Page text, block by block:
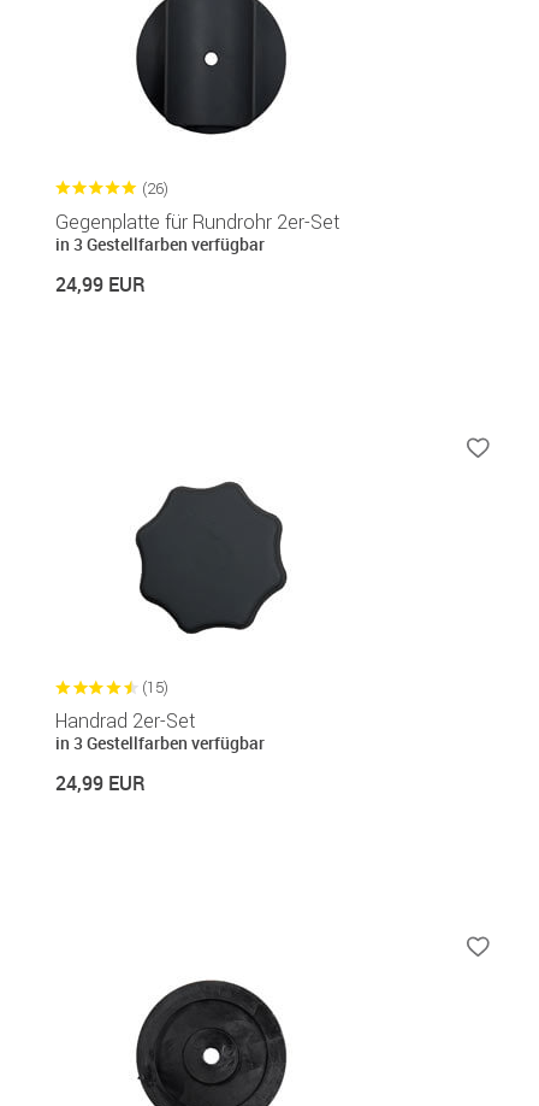
(26)
Gegenplatte für Rundrohr 2er-Set
in 3 Gestellfarben verfügbar
24,99 EUR
(15)
Handrad 2er-Set
in 3 Gestellfarben verfügbar
24,99 EUR